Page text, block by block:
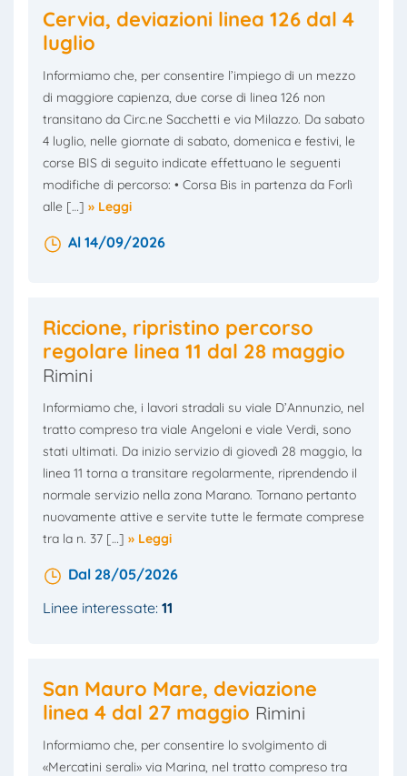
Cervia, deviazioni linea 126 dal 4
luglio
Informiamo che, per consentire l’impiego di un mezzo
di maggiore capienza, due corse di linea 126 non
transitano da Circ.ne Sacchetti e via Milazzo. Da sabato
4 luglio, nelle giornate di sabato, domenica e festivi, le
corse BIS di seguito indicate effettuano le seguenti
modifiche di percorso: • Corsa Bis in partenza da Forlì
alle […] » Leggi
Al 14/09/2026
Riccione, ripristino percorso
regolare linea 11 dal 28 maggio
Rimini
Informiamo che, i lavori stradali su viale D’Annunzio, nel
tratto compreso tra viale Angeloni e viale Verdi, sono
stati ultimati. Da inizio servizio di giovedì 28 maggio, la
linea 11 torna a transitare regolarmente, riprendendo il
normale servizio nella zona Marano. Tornano pertanto
nuovamente attive e servite tutte le fermate comprese
tra la n. 37 […] » Leggi
Dal 28/05/2026
Linee interessate: 11
San Mauro Mare, deviazione
linea 4 dal 27 maggio Rimini
Informiamo che, per consentire lo svolgimento di
«Mercatini serali» via Marina, nel tratto compreso tra